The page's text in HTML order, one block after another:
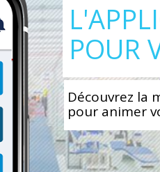
POUR
Découvrez la
pour animer